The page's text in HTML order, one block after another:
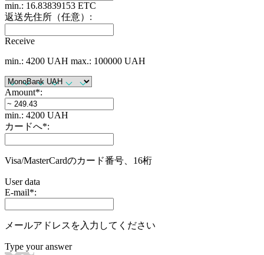
min.: 16.83839153 ETC
返送先住所（任意）:
Receive
min.: 4200 UAH max.: 100000 UAH
Amount*:
min.: 4200 UAH
カードへ*:
Visa/MasterCardのカード番号、16桁
User data
E-mail*:
メールアドレスを入力してください
Type your answer